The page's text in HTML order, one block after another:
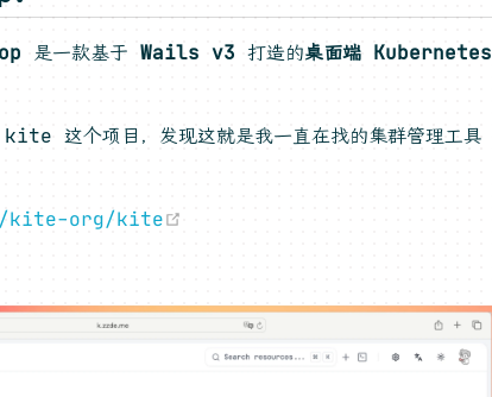
是一款基于 Wails v3 打造的桌面端 Kubernetes
这个项目，发现这就是我一直在找的集群管理工具
kite-org/kite